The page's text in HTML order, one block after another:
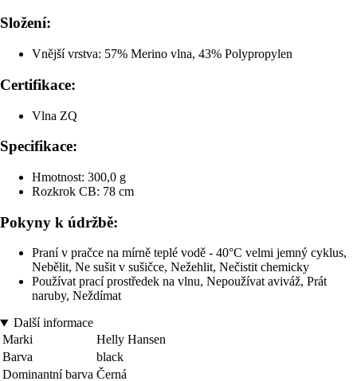
Složení:
Vnější vrstva: 57% Merino vlna, 43% Polypropylen
Certifikace:
Vlna ZQ
Specifikace:
Hmotnost: 300,0 g
Rozkrok CB: 78 cm
Pokyny k údržbě:
Praní v pračce na mírně teplé vodě - 40°C velmi jemný cyklus,
Nebělit, Ne sušit v sušičce, Nežehlit, Nečistit chemicky
Používat prací prostředek na vlnu, Nepoužívat aviváž, Prát
naruby, Neždímat
Další informace
Marki
Helly Hansen
Barva
black
Dominantní barva Černá